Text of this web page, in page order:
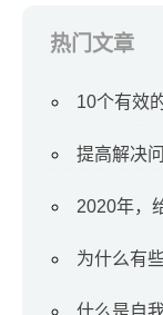
热门文章
10个有效
提高解决
2020年，
为什么有
什么是自